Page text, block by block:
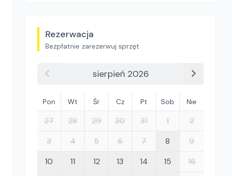
Rezerwacja
Bezpłatnie zarezerwuj sprzęt
sierpień 2026
Pon Wt Śr Cz Pt Sob Nie
27 28 29 30 31 1
2
3
4 5 6 7 8
9
10
11 12 13 14 15
16